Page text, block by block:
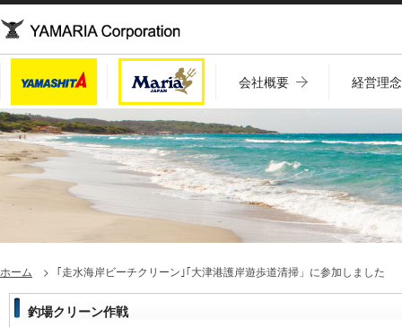
会社概要 経営理念
ホーム ｢走水海岸ビーチクリーン｣｢大津港護岸遊歩道清掃」に参加しました
釣場クリーン作戦